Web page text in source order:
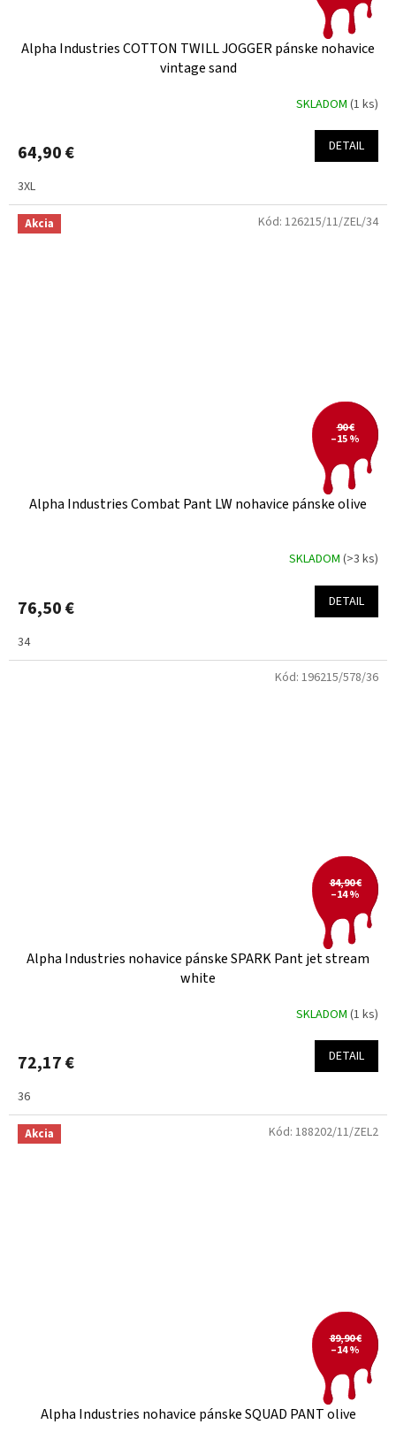
Alpha Industries COTTON TWILL JOGGER pánske nohavice
vintage sand
SKLADOM (1 ks)
64,90 € DETAIL
3XL
Akcia
90 €
–15 %
Alpha Industries Combat Pant LW nohavice pánske olive
SKLADOM (>3 ks)
76,50 € DETAIL
34
Kód: 126215/11/ZEL/34
84,90 €
–14 %
Alpha Industries nohavice pánske SPARK Pant jet stream
white
SKLADOM (1 ks)
72,17 € DETAIL
36
Kód: 196215/578/36
Akcia
89,90 €
–14 %
Alpha Industries nohavice pánske SQUAD PANT olive
Kód: 188202/11/ZEL2